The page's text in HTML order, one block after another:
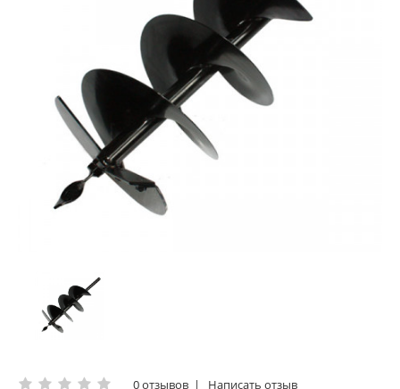
0 отзывов | Написать отзыв